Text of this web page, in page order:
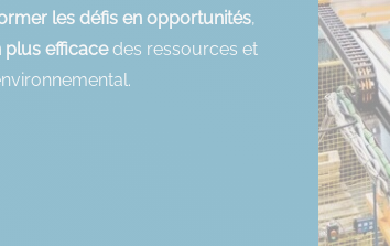
les défis en opportunités,
plus efficacedes ressources et